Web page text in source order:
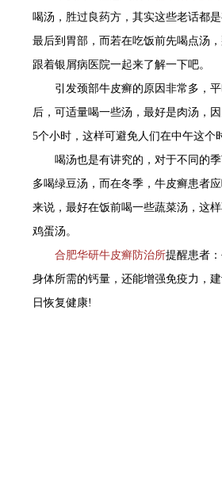
喝汤，胜过良药方，其实这些老话都
最后到胃部，而若在吃饭前先喝点汤
跟着银屑病医院一起来了解一下吧。
引发颈部牛皮癣的原因非常多，平
后，可适量喝一些汤，最好是肉汤，
5个小时，这样可避免人们在中午这个
喝汤也是有讲究的，对于不同的季
多喝绿豆汤，而在冬季，牛皮癣患者
来说，最好在饭前喝一些蔬菜汤，这
鸡蛋汤。
合肥华研牛皮癣防治所提醒患者
身体所需的钙量，还能增强免疫力，
日恢复健康!